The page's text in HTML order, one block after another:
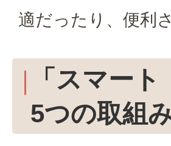
適だったり、便利
「スマー
5つの取組